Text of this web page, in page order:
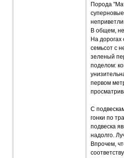
Порода
В общем,
На
семьсот с
зеленый
поделом:
первом
С
гонки по
подвеска
надолго.
Впрочем,